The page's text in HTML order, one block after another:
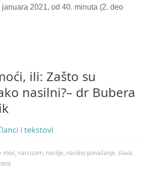
2021, od 40. minuta (2. deo
ili: Zašto su
nasilni?– dr Bubera
i tekstovi
moć, narcizam, nasilje, nasilno ponašanje,slava,